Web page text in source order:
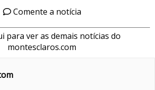
Comente a notícia
para ver as demais notícias do
montesclaros.com